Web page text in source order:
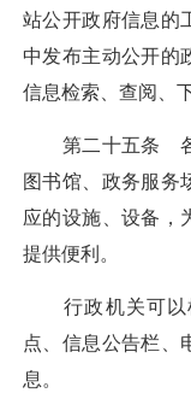
站公开政府信息的
中发布主动公开的
信息检索、查阅、
第二十五条 各
图书馆、政务服务
应的设施、设备，
提供便利。
行政机关可以
点、信息公告栏、
息。